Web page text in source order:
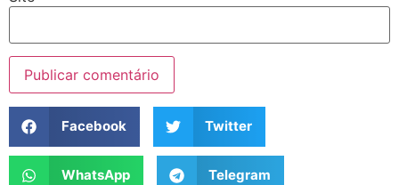
Facebook Twitter
WhatsApp Telegram